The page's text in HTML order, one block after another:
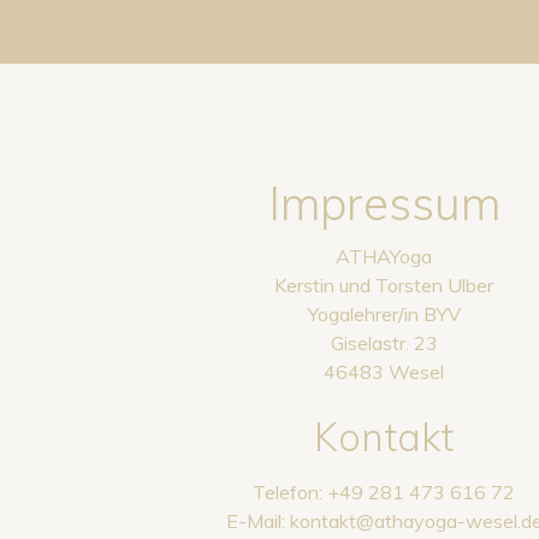
Impressum
ATHAYoga
Kerstin und Torsten Ulber
Yogalehrer/in BYV
Giselastr. 23
46483 Wesel
Kontakt
Telefon: +49 281 473 616 72
E-Mail: kontakt@athayoga-